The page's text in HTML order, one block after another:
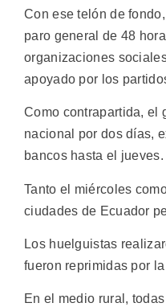
Con ese telón de
paro general de 48
organizaciones
apoyado por los
Como contrapartida, el
nacional por dos días,
bancos hasta el jueves.
Tanto el miércoles
ciudades de Ecuador
Los huelguistas
fueron reprimidas por
En el medio rural,